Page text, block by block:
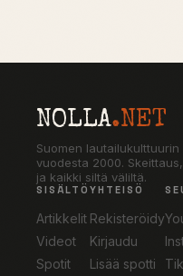
NOLLA.NET
Suomen
vuodesta 2000.
ja kaikki siltä väliltä.
SISÄLTÖ
Artikkelit
Videot
Spotit
YHTEISÖ
Rekisteröidy
Kirjaudu
Lisää spotti